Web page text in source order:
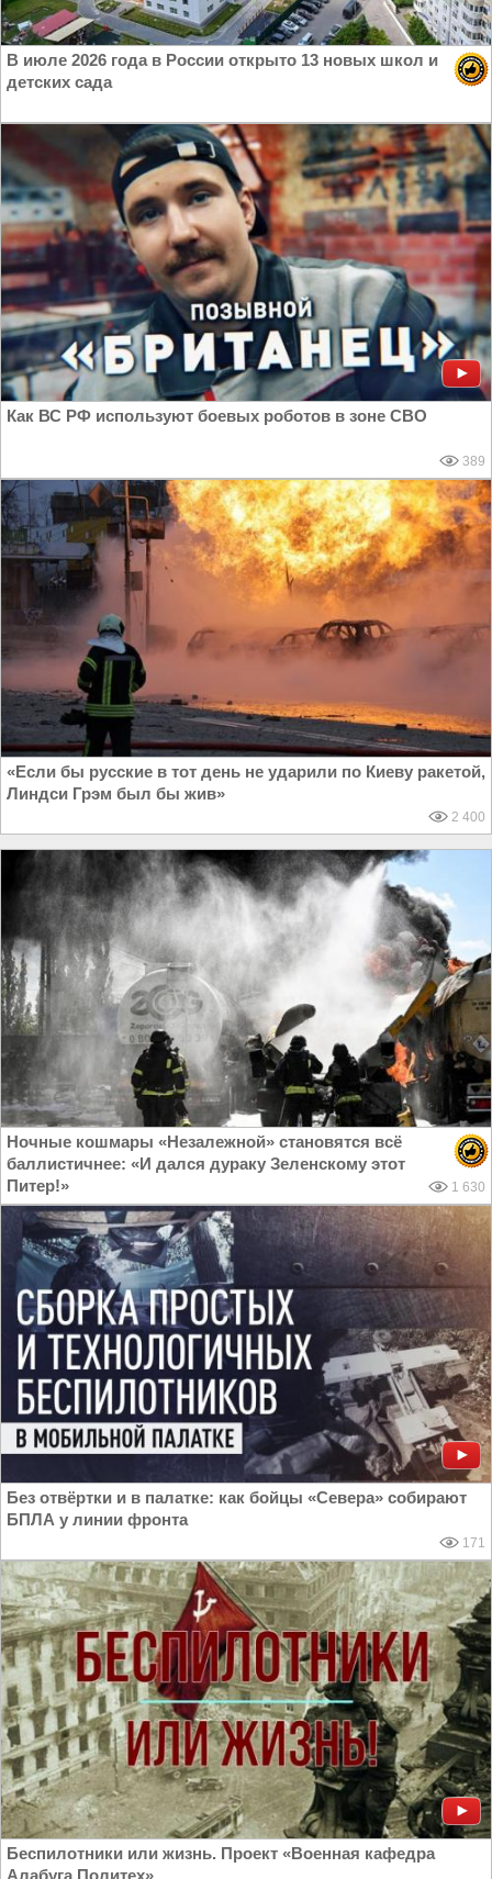
В июле 2026 года в России открыто 13 новых школ и
детских сада
Как ВС РФ используют боевых роботов в зоне СВО
389
«Если бы русские в тот день не ударили по Киеву ракетой,
Линдси Грэм был бы жив»
2 400
Ночные кошмары «Незалежной» становятся всё
баллистичнее: «И дался дураку Зеленскому этот
Питер!»
1 630
Без отвёртки и в палатке: как бойцы «Севера» собирают
БПЛА у линии фронта
171
Беспилотники или жизнь. Проект «Военная кафедра